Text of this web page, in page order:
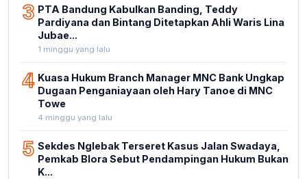
3 PTA Bandung Kabulkan Banding, Teddy
Pardiyana dan Bintang Ditetapkan Ahli Waris Lina
Jubae...
1 minggu yang lalu
4 Kuasa Hukum Branch Manager MNC Bank Ungkap
Dugaan Penganiayaan oleh Hary Tanoe di MNC
Towe
4 minggu yang lalu
5 Sekdes Nglebak Terseret Kasus Jalan Swadaya,
Pemkab Blora Sebut Pendampingan Hukum Bukan
K...